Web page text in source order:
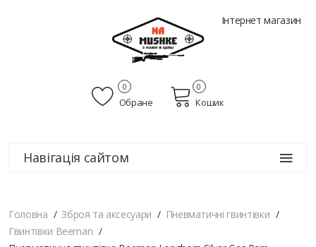
Інтернет магазин
Обране
0
Кошик
0
Навігація сайтом
Головна Зброя та аксесуари
Пневматичні гвинтівки
Гвинтівки Beeman